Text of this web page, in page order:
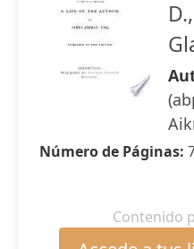
Número de Páginas:
Contenido